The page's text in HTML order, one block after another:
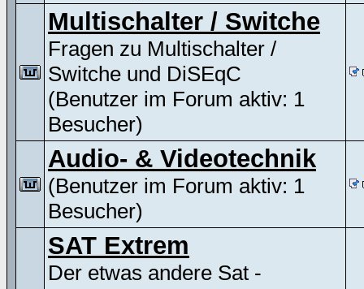
Multischalter / Switche
Fragen zu Multischalter /
Switche und DiSEqC
(Benutzer im Forum aktiv: 1
Besucher)
Audio- & Videotechnik
(Benutzer im Forum aktiv: 1
Besucher)
SAT Extrem
Der etwas andere Sat -